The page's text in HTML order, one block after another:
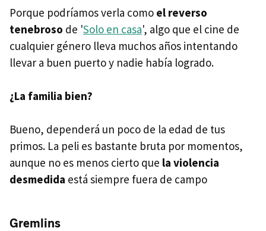
Porque podríamos verla como el reverso
tenebroso de 'Solo en casa', algo que el cine de
cualquier género lleva muchos años intentando
llevar a buen puerto y nadie había logrado.
¿La familia bien?
Bueno, dependerá un poco de la edad de tus
primos. La peli es bastante bruta por momentos,
aunque no es menos cierto que la violencia
desmedida está siempre fuera de campo
Gremlins